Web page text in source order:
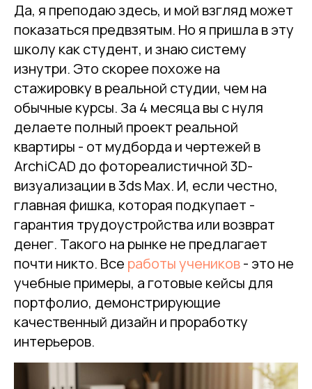
Да, я преподаю здесь, и мой взгляд может
показаться предвзятым. Но я пришла в эту
школу как студент, и знаю систему
изнутри. Это скорее похоже на
стажировку в реальной студии, чем на
обычные курсы. За 4 месяца вы с нуля
делаете полный проект реальной
квартиры - от мудборда и чертежей в
ArchiCAD до фотореалистичной 3D-
визуализации в 3ds Max. И, если честно,
главная фишка, которая подкупает -
гарантия трудоустройства или возврат
денег. Такого на рынке не предлагает
почти никто. Все работы учеников- это не
учебные примеры, а готовые кейсы для
портфолио, демонстрирующие
качественный дизайн и проработку
интерьеров.